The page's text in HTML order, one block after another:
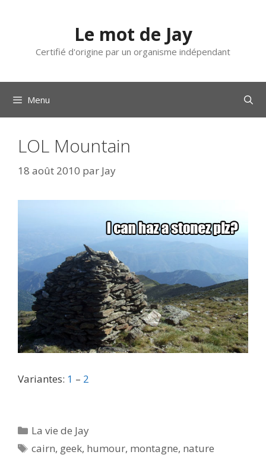
Le mot de Jay
Certifié d'origine par un organisme indépendant
Menu
LOL Mountain
18 août 2010 par Jay
Variantes: 1 – 2
Catégories
La vie de Jay
Étiquettes
cairn, geek, humour, montagne, nature